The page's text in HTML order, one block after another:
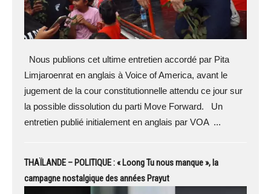
Nous publions cet ultime entretien accordé par Pita
Limjaroenrat en anglais à Voice of America, avant le
jugement de la cour constitutionnelle attendu ce jour sur
la possible dissolution du parti Move Forward. Un
entretien publié initialement en anglais par VOA ...
THAÏLANDE – POLITIQUE : « Loong Tu nous manque », la
campagne nostalgique des années Prayut